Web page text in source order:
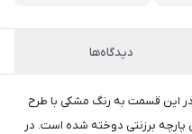
دیدگاه‌ها
این قسمت به رنگ مشکی با طرح
برزنتی دوخته شده است. در